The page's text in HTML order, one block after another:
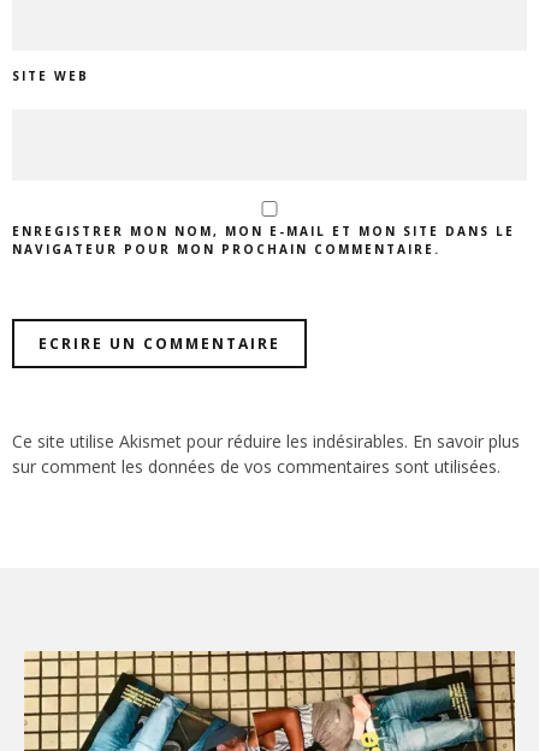
SITE WEB
ENREGISTRER MON NOM, MON E-MAIL ET MON SITE DANS LE
NAVIGATEUR POUR MON PROCHAIN COMMENTAIRE.
Ce site utilise Akismet pour réduire les indésirables. En savoir plus
sur comment les données de vos commentaires sont utilisées.